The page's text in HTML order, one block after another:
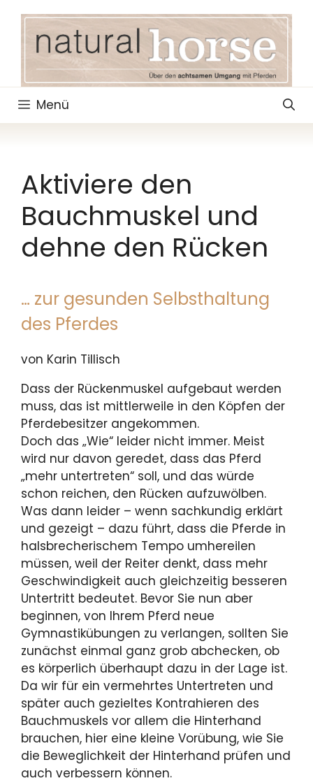
springen
Menü
Aktiviere den
Bauchmuskel und
dehne den Rücken
… zur gesunden Selbsthaltung
des Pferdes
von Karin Tillisch
Dass der Rückenmuskel aufgebaut werden
muss, das ist mittlerweile in den Köpfen der
Pferdebesitzer angekommen.
Doch das „Wie“ leider nicht immer. Meist
wird nur davon geredet, dass das Pferd
„mehr untertreten“ soll, und das würde
schon reichen, den Rücken aufzuwölben.
Was dann leider – wenn sachkundig erklärt
und gezeigt – dazu führt, dass die Pferde in
halsbrecherischem Tempo umhereilen
müssen, weil der Reiter denkt, dass mehr
Geschwindigkeit auch gleichzeitig besseren
Untertritt bedeutet. Bevor Sie nun aber
beginnen, von Ihrem Pferd neue
Gymnastikübungen zu verlangen, sollten Sie
zunächst einmal ganz grob abchecken, ob
es körperlich überhaupt dazu in der Lage ist.
Da wir für ein vermehrtes Untertreten und
später auch gezieltes Kontrahieren des
Bauchmuskels vor allem die Hinterhand
brauchen, hier eine kleine Vorübung, wie Sie
die Beweglichkeit der Hinterhand prüfen und
auch verbessern können.